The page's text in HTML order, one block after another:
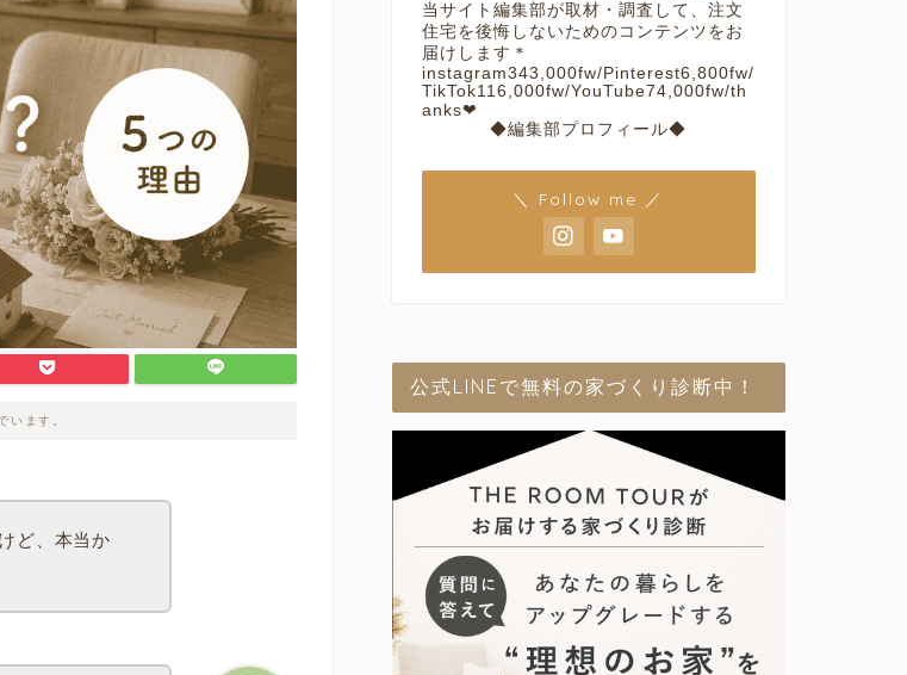
います。
ど、本当か
当サイト編集部が取材・調査して、注文
住宅を後悔しないためのコンテンツをお
届けします＊
instagram343,000fw/Pinterest6,800fw/
TikTok116,000fw/YouTube74,000fw/th
anks❤︎
◆編集部プロフィール◆
＼ Follow me ／
公式LINEで無料の家づくり診断中！